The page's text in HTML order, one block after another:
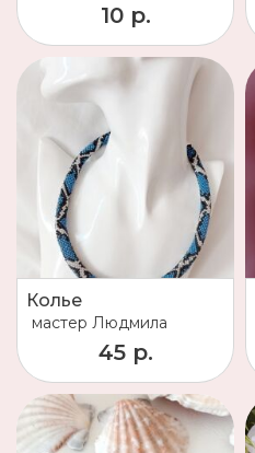
10 р.
Колье
мастер Людмила
45 р.